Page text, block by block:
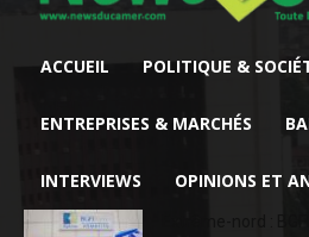
ACCUEIL POLITIQUE &
ENTREPRISES & MARCHÉS
INTERVIEWS OPINIONS ET